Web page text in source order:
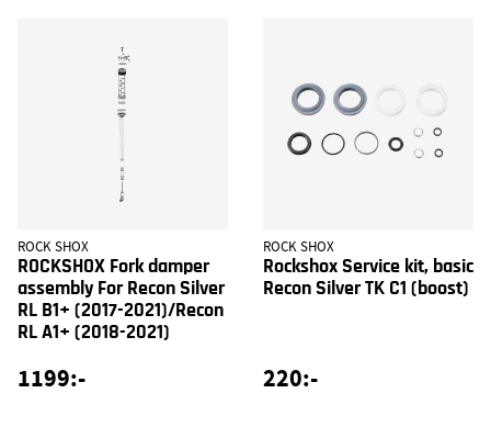
ROCK SHOX
ROCKSHOX Fork damper
assembly For Recon Silver
RL B1+ (2017-2021)/Recon
RL A1+ (2018-2021)
1199:-
ROCK SHOX
Rockshox Service kit, basic
Recon Silver TK C1 (boost)
220:-